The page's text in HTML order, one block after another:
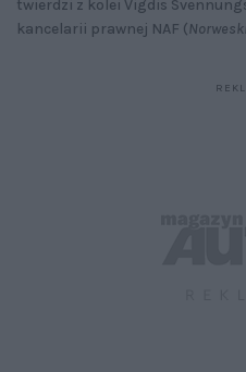
twierdzi z kolei Vigdis
kancelarii prawnej NAF (